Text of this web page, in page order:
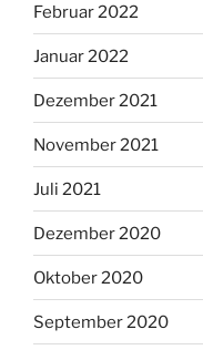
Februar 2022
Januar 2022
Dezember 2021
November 2021
Juli 2021
Dezember 2020
Oktober 2020
September 2020